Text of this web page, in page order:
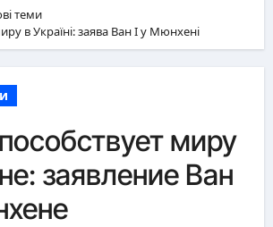
теми
в Україні: заява Ван І у Мюнхені
миру
заявление Ван